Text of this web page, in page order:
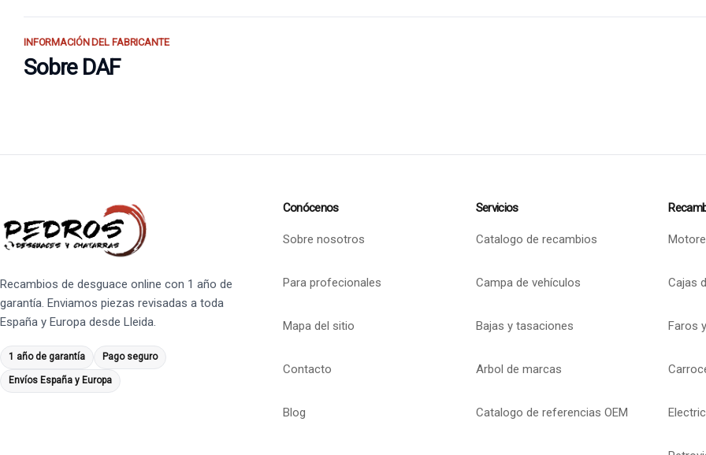
INFORMACIÓN DEL FABRICANTE
Sobre DAF
Recambios de desguace online con 1 año de
garantía. Enviamos piezas revisadas a toda
España y Europa desde Lleida.
1 año de garantía Pago seguro
Envíos España y Europa
Conócenos
Sobre nosotros
Para profecionales
Mapa del sitio
Contacto
Blog
Servicios
Catalogo de recambios
Campa de vehículos
Bajas y tasaciones
Arbol de marcas
Catalogo de referencias OEM
Cajas
Faros